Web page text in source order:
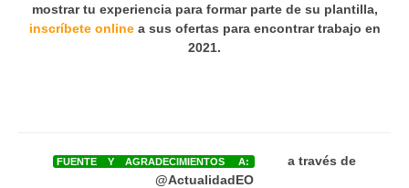
mostrar tu experiencia para formar parte de su plantilla,
inscríbete onlinea sus ofertas para encontrar trabajo en
2021.
FUENTE Y AGRADECIMIENTOS A:
a través de
@ActualidadEO